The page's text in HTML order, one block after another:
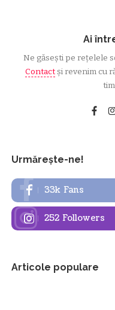
Ai
Ne găsești pe rețelele
Contactși revenim cu
Urmărește-ne!
33k Fans
252 Followers
Articole populare